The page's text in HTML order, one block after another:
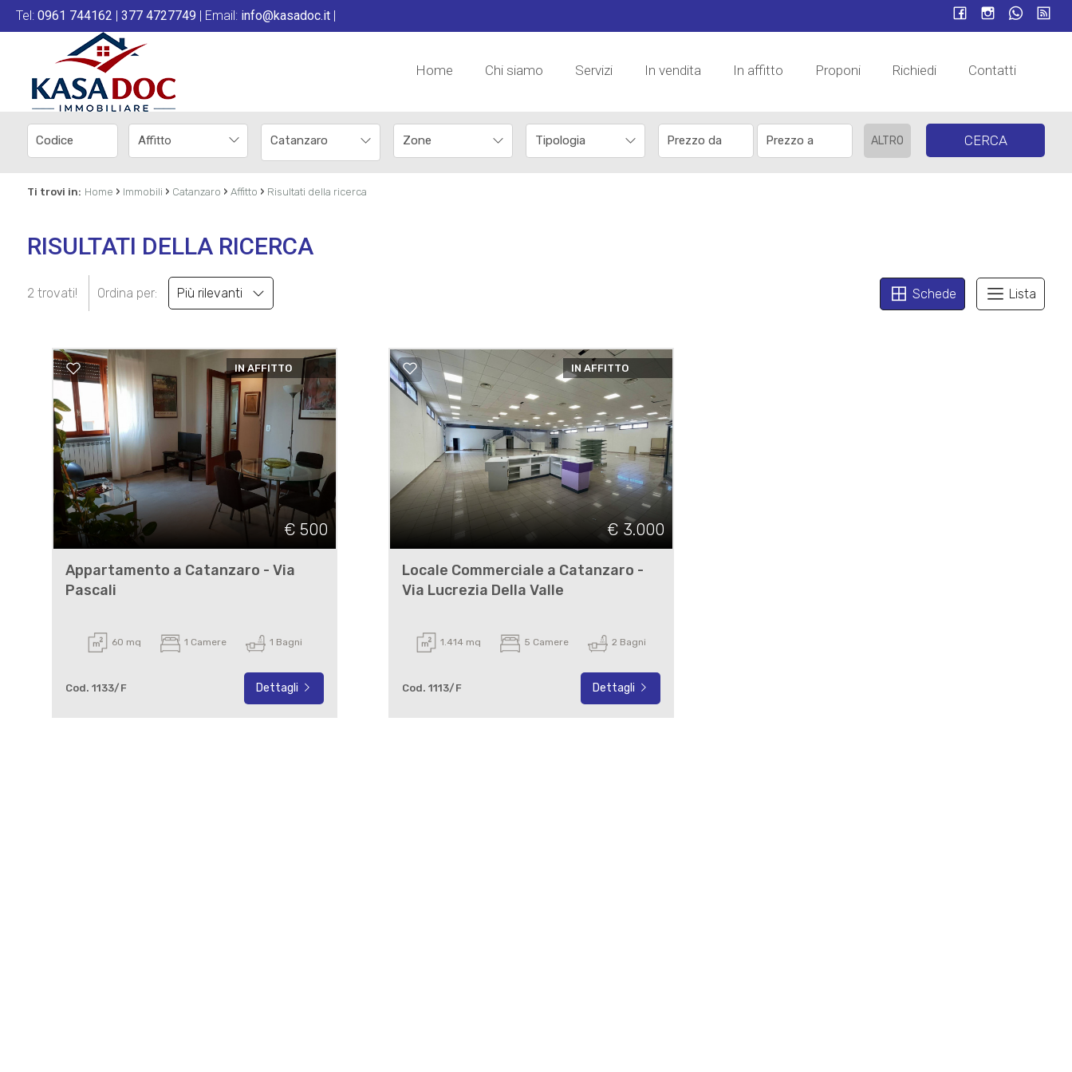
Home Chi siamo Servizi In vendita In affitto Proponi Richiedi Contatti
Tel: 0961 744162 | 377 4727749 | Email: info@kasadoc.it |
Affitto Catanzaro ALTRO CERCA
Ti trovi in: Home › Immobili › Catanzaro › Affitto › Risultati della ricerca
RISULTATI DELLA RICERCA
2 trovati! Ordina per: Più rilevanti Schede Lista
IN AFFITTO
€ 500
Appartamento a Catanzaro - Via
Pascali
60 mq 1 Camere 1 Bagni
Cod. 1133/F Dettagli
IN AFFITTO
€ 3.000
Locale Commerciale a Catanzaro -
Via Lucrezia Della Valle
1.414 mq 5 Camere 2 Bagni
Cod. 1113/F Dettagli